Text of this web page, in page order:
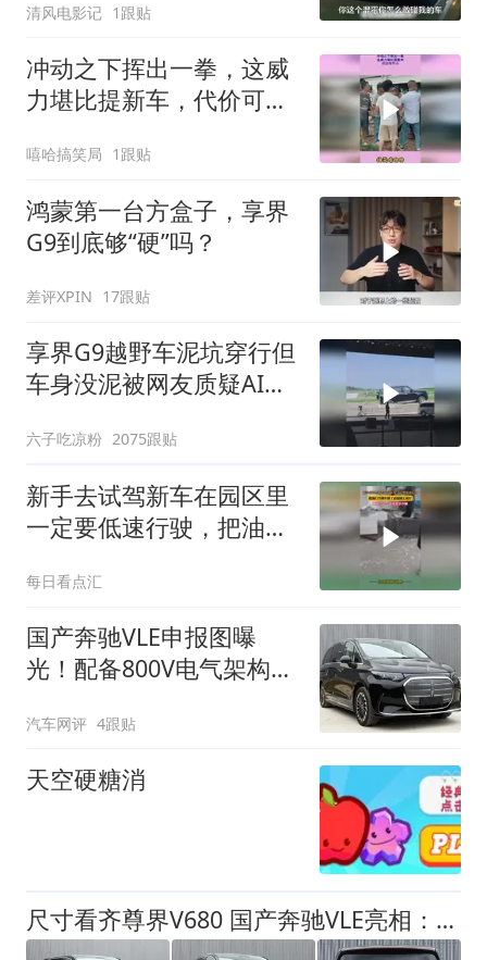
清风电影记 1跟贴
冲动之下挥出一拳，这威
力堪比提新车，代价可不
嘻哈搞笑局 1跟贴
鸿蒙第一台方盒子，享界
G9到底够“硬”吗？
差评XPIN 17跟贴
享界G9越野车泥坑穿行但
车身没泥被网友质疑AI，
六子吃凉粉 2075跟贴
新手去试驾新车在园区里
一定要低速行驶，把油门
厅，网友：这一下多卖多
少辆
每日看点汇
国产奔驰VLE申报图曝
光！配备800V电气架构，
汽车网评 4跟贴
天空硬糖消
尺寸看齐尊界V680 国产奔驰VLE亮相：纯电动力、竞争理想MEGA